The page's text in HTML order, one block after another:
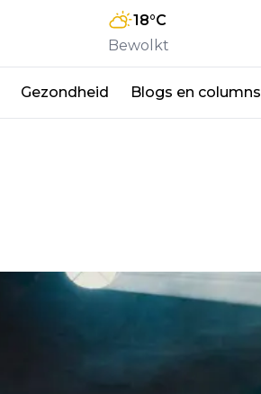
18°C
Bewolkt
Gezondheid Blogs en columns